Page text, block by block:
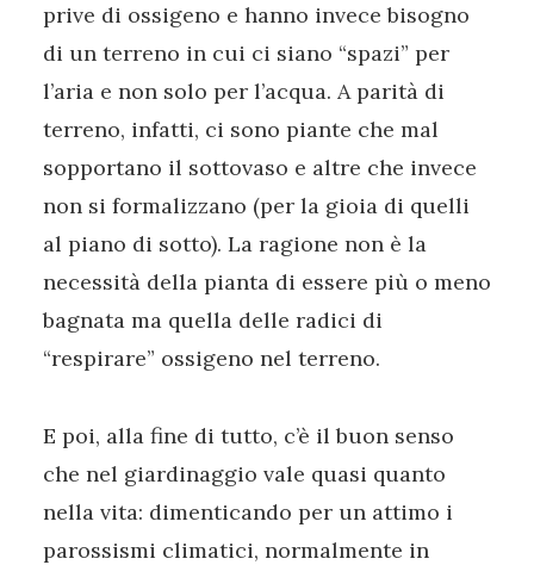
prive di ossigeno e hanno invece bisogno
di un terreno in cui ci siano “spazi” per
l’aria e non solo per l’acqua. A parità di
terreno, infatti, ci sono piante che mal
sopportano il sottovaso e altre che invece
non si formalizzano (per la gioia di quelli
al piano di sotto). La ragione non è la
necessità della pianta di essere più o meno
bagnata ma quella delle radici di
“respirare” ossigeno nel terreno.
E poi, alla fine di tutto, c’è il buon senso
che nel giardinaggio vale quasi quanto
nella vita: dimenticando per un attimo i
parossismi climatici, normalmente in